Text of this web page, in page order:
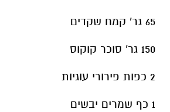
65 גר' קמח שקדים
150 גר' סוכר קוקוס
2 כפות פירורי עוגיות
1 כף שמרים יבשים